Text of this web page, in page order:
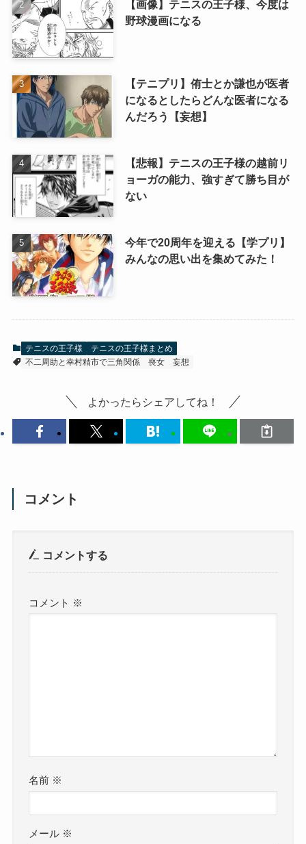
【画像】テニスの王子様、今度は
野球漫画になる
【テニプリ】侑士とか謙也が医者
になるとしたらどんな医者になる
んだろう【妄想】
【悲報】テニスの王子様の越前リ
ョーガの能力、強すぎて勝ち目が
ない
今年で20周年を迎える【学プリ】
みんなの思い出を集めてみた！
テニスの王子様
テニスの王子様まとめ
不二周助と幸村精市で三角関係
喪女 妄想
よかったらシェアしてね！
コメント
コメントする
コメント ※
名前 ※
メール ※